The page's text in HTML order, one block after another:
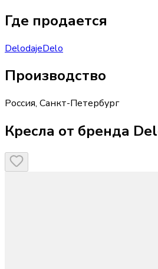
Где продается
DelodajeDelo
Производство
Россия, Санкт-Петербург
Кресла от бренда